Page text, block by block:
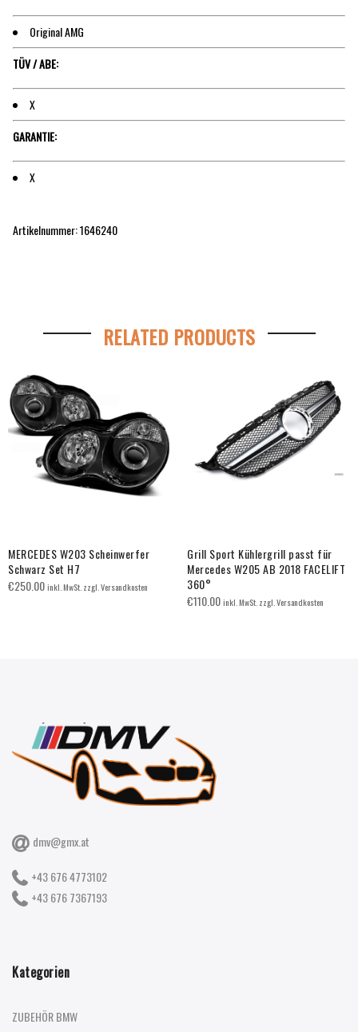
Original AMG
TÜV / ABE:
X
GARANTIE:
X
Artikelnummer: 1646240
RELATED PRODUCTS
MERCEDES W203 Scheinwerfer
Schwarz Set H7
€250.00inkl. MwSt. zzgl. Versandkosten
Grill Sport Kühlergrill passt für
Mercedes W205 AB 2018 FACELIFT
360°
€110.00inkl. MwSt. zzgl. Versandkosten
dmv@gmx.at
+43 676 4773102
+43 676 7367193
Kategorien
ZUBEHÖR BMW